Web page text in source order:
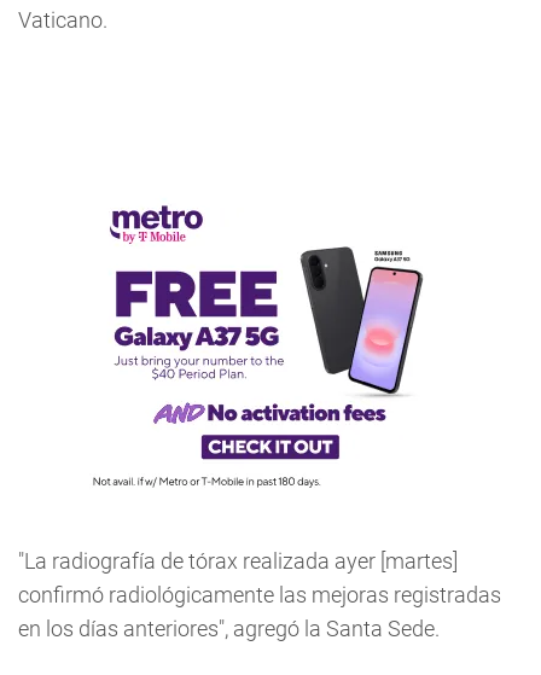
Vaticano.
"La radiografía de tórax realizada ayer [martes]
confirmó radiológicamente las mejoras registradas
en los días anteriores", agregó la Santa Sede.